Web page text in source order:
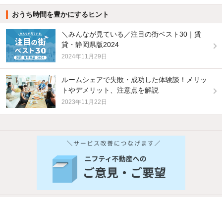
おうち時間を豊かにするヒント
＼みんなが見ている／注目の街ベスト30｜賃
貸・静岡県版2024
2024年11月29日
ルームシェアで失敗・成功した体験談！メリッ
トやデメリット、注意点を解説
2023年11月22日